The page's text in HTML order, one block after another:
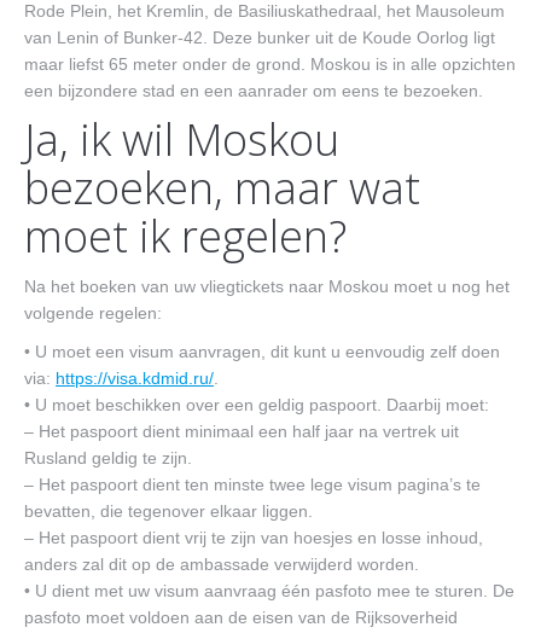
Rode Plein, het Kremlin, de Basiliuskathedraal, het Mausoleum
van Lenin of Bunker-42. Deze bunker uit de Koude Oorlog ligt
maar liefst 65 meter onder de grond. Moskou is in alle opzichten
een bijzondere stad en een aanrader om eens te bezoeken.
Ja, ik wil Moskou
bezoeken, maar wat
moet ik regelen?
Na het boeken van uw vliegtickets naar Moskou moet u nog het
volgende regelen:
• U moet een visum aanvragen, dit kunt u eenvoudig zelf doen
via: https://visa.kdmid.ru/.
• U moet beschikken over een geldig paspoort. Daarbij moet:
– Het paspoort dient minimaal een half jaar na vertrek uit
Rusland geldig te zijn.
– Het paspoort dient ten minste twee lege visum pagina’s te
bevatten, die tegenover elkaar liggen.
– Het paspoort dient vrij te zijn van hoesjes en losse inhoud,
anders zal dit op de ambassade verwijderd worden.
• U dient met uw visum aanvraag één pasfoto mee te sturen. De
pasfoto moet voldoen aan de eisen van de Rijksoverheid